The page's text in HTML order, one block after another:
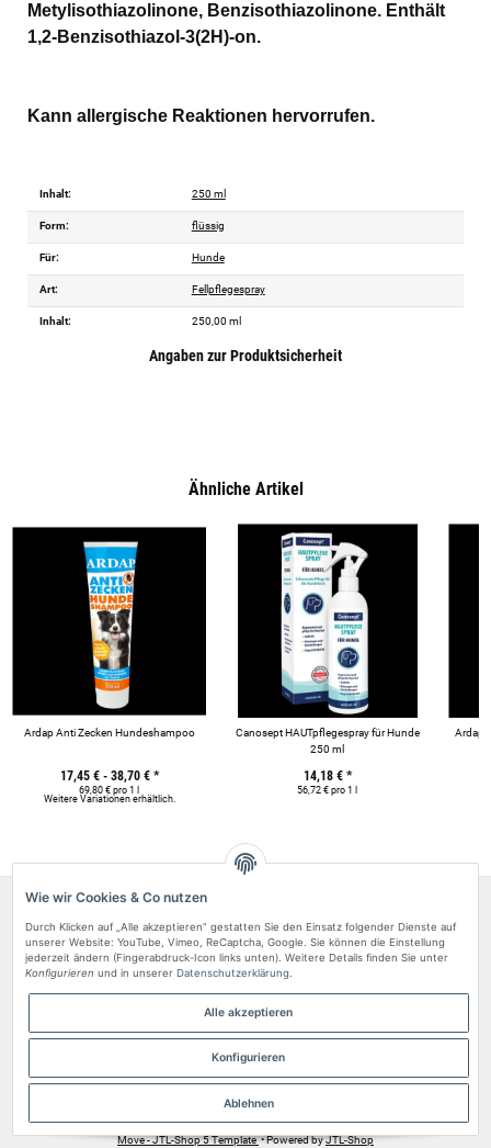
Metylisothiazolinone, Benzisothiazolinone. Enthält
1,2-Benzisothiazol-3(2H)-on.
Kann allergische Reaktionen hervorrufen.
Inhalt: 250 ml
Form: flüssig
Für: Hunde
Art: Fellpflegespray
Inhalt: 250,00 ml
Angaben zur Produktsicherheit
Ähnliche Artikel
Ardap Anti Zecken Hundeshampoo
17,45 € - 38,70 € *
69,80 € pro 1 l
Weitere Variationen erhältlich.
Canosept HAUTpflegespray für Hunde
250 ml
14,18 € *
56,72 € pro 1 l
Ardap
Rechtliches
Zahlungsarten
Vertrag widerrufen
Move - JTL-Shop 5 Template• Powered byJTL-Shop
Wie wir Cookies & Co nutzen
Durch Klicken auf „Alle akzeptieren“ gestatten Sie den Einsatz folgender Dienste auf
unserer Website: YouTube, Vimeo, ReCaptcha, Google. Sie können die Einstellung
jederzeit ändern (Fingerabdruck-Icon links unten). Weitere Details finden Sie unter
Konfigurieren und in unserer Datenschutzerklärung
Alle akzeptieren
Konfigurieren
Ablehnen